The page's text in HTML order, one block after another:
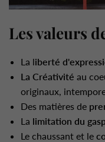
Les valeurs
La liberté
La Créativité au
originaux,
Des matières de
La limitation du
Le chaussant et le